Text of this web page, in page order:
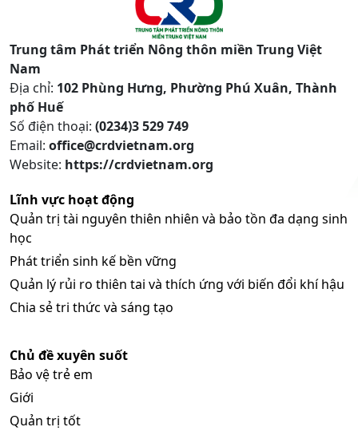
Trung tâm Phát triển Nông thôn miền Trung Việt
Nam
Địa chỉ: 102 Phùng Hưng, Phường Phú Xuân, Thành
phố Huế
Số điện thoại: (0234)3 529 749
Email: office@crdvietnam.org
Website: https://crdvietnam.org
Lĩnh vực hoạt động
Quản trị tài nguyên thiên nhiên và bảo tồn đa dạng sinh
học
Phát triển sinh kế bền vững
Quản lý rủi ro thiên tai và thích ứng với biến đổi khí hậu
Chia sẻ tri thức và sáng tạo
Chủ đề xuyên suốt
Bảo vệ trẻ em
Giới
Quản trị tốt